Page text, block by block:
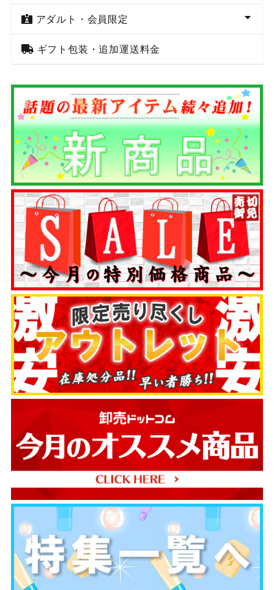
アダルト・会員限定
ギフト包装・追加運送料金